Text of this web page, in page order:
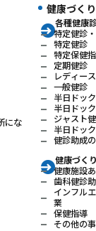
にな
健康づく
各種健康
特定健診
特定健診
特定保健
定期健診
レディー
一般健診
半日ドック
半日ドッ
ジャスト
半日ドッ
健診助成
健康づく
健康施設
歯科健診
インフル
業
保健指導
その他の